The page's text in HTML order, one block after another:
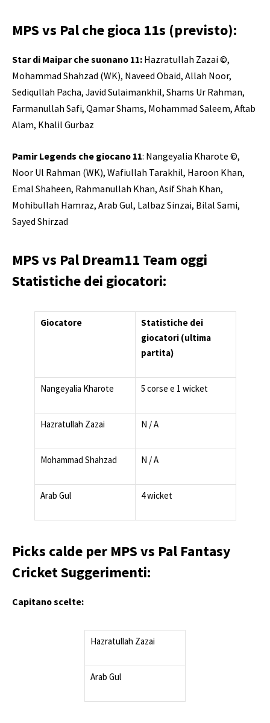
MPS vs Pal che gioca 11s (previsto):
Star di Maipar che suonano 11: Hazratullah Zazai ©,
Mohammad Shahzad (WK), Naveed Obaid, Allah Noor,
Sediqullah Pacha, Javid Sulaimankhil, Shams Ur Rahman,
Farmanullah Safi, Qamar Shams, Mohammad Saleem, Aftab
Alam, Khalil Gurbaz
Pamir Legends che giocano 11: Nangeyalia Kharote ©,
Noor Ul Rahman (WK), Wafiullah Tarakhil, Haroon Khan,
Emal Shaheen, Rahmanullah Khan, Asif Shah Khan,
Mohibullah Hamraz, Arab Gul, Lalbaz Sinzai, Bilal Sami,
Sayed Shirzad
MPS vs Pal Dream11 Team oggi
Statistiche dei giocatori:
Giocatore
Statistiche dei
giocatori (ultima
partita)
Nangeyalia Kharote 5 corse e 1 wicket
Hazratullah Zazai N / A
Mohammad Shahzad N / A
Arab Gul 4 wicket
Picks calde per MPS vs Pal Fantasy
Cricket Suggerimenti:
Capitano scelte:
Hazratullah Zazai
Arab Gul